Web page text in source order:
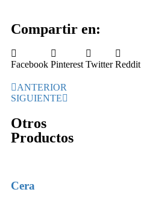
Compartir en:
Facebook Pinterest Twitter Reddit
ANTERIOR
SIGUIENTE
Otros
Productos
Cera